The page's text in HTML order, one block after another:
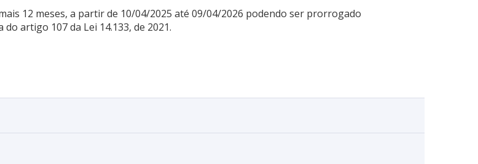
12 meses, a partir de 10/04/2025 até 09/04/2026 podendo ser prorrogado
artigo 107 da Lei 14.133, de 2021.